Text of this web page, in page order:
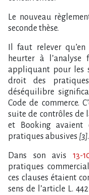
Le nouveau
seconde thèse.
Il faut relever
heurter à
appliquant pour les
droit des
déséquilibre
Code de commerce.
suite de contrôles de
et Booking avaient
pratiques abusives [3].
Dans son avis13-
pratiques
ces clauses étaient
sens de l’article L.